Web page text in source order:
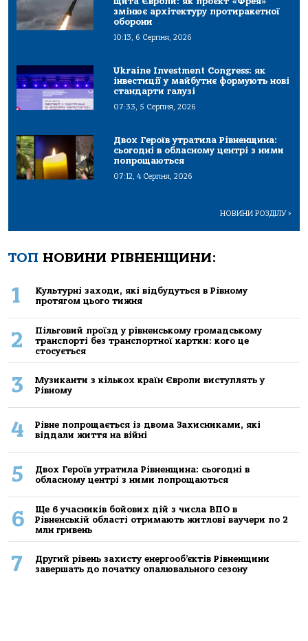
змінює архітектуру протиракетної
оборони
10:13, 6 Серпня, 2026
Ukraine Investment Congress: як
інвестиції у майбутнє формують нові
стандарти галузі
07:33, 5 Серпня, 2026
Двох Героїв утратила Рівненщина:
сьогодні в обласному центрі з ними
попрощаються
07:12, 4 Серпня, 2026
НОВИНИ РОЗДІЛУ>
ТОП НОВИНИ РІВНЕНЩИНИ:
1
Культурні заходи, які відбудуться в Рівному
протягом цього тижня
2
Пільговий проїзд у рівненському громадському
транспорті без транспортної картки: кого це
стосується
3
Музиканти з кількох країн Європи виступлять у
Рівному
4
Рівне попрощається із двома Захисниками, які
віддали життя на війні
5
Двох Героїв утратила Рівненщина: сьогодні в
обласному центрі з ними попрощаються
6
Ще 6 учасників бойових дій з числа ВПО в
Рівненській області отримають житлові ваучери по 2
млн гривень
7
Другий рівень захисту енергооб’єктів Рівненщини
завершать до початку опалювального сезону